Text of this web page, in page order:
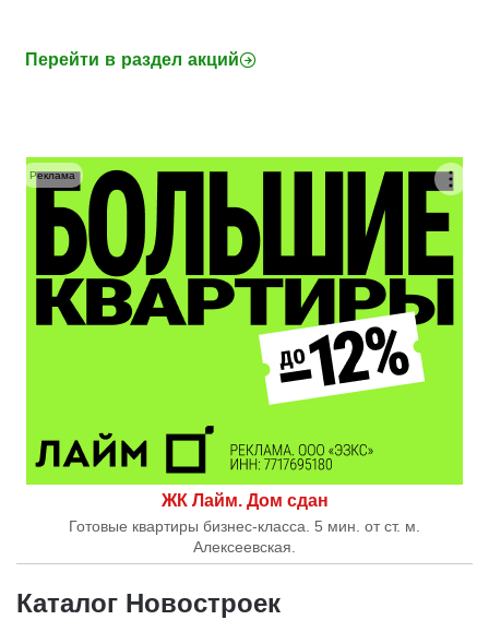
Перейти в раздел акций
ЖК Лайм. Дом сдан
Готовые квартиры бизнес-класса. 5 мин. от ст. м.
Алексеевская.
Реклама
Каталог Новостроек